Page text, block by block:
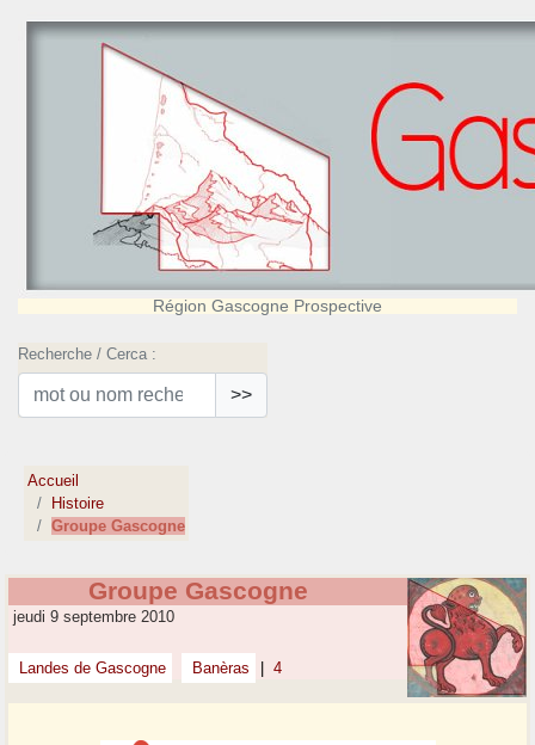
Région Gascogne Prospective
Recherche / Cerca :
>>
Accueil
Histoire
Groupe Gascogne
Groupe Gascogne
jeudi 9 septembre 2010
Landes de Gascogne Banèras 4